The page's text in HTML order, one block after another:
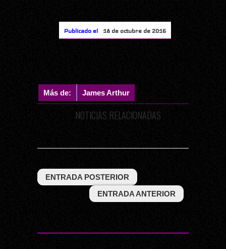
Publicado el 18 de octubre de 2016
Más de: James Arthur
NOTICIAS RELACIONADAS
ENTRADA POSTERIOR
ENTRADA ANTERIOR